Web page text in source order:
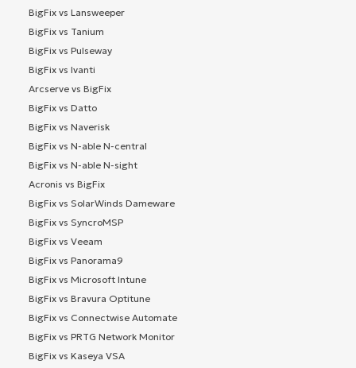
BigFix vs Lansweeper
BigFix vs Tanium
BigFix vs Pulseway
BigFix vs Ivanti
Arcserve vs BigFix
BigFix vs Datto
BigFix vs Naverisk
BigFix vs N-able N-central
BigFix vs N-able N-sight
Acronis vs BigFix
BigFix vs SolarWinds Dameware
BigFix vs SyncroMSP
BigFix vs Veeam
BigFix vs Panorama9
BigFix vs Microsoft Intune
BigFix vs Bravura Optitune
BigFix vs Connectwise Automate
BigFix vs PRTG Network Monitor
BigFix vs Kaseya VSA